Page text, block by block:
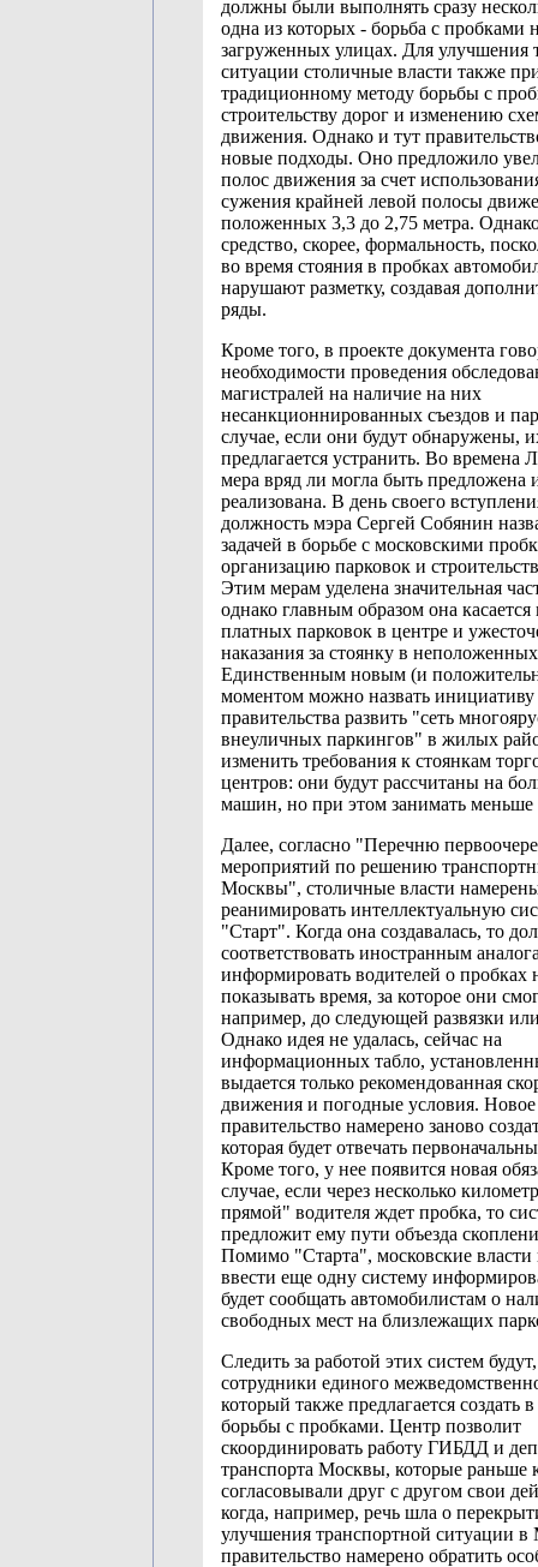
должны были выполнять сразу
одна из которых - борьба с пробками
загруженных улицах. Для улучшения
ситуации столичные власти также
традиционному методу борьбы с
строительству дорог и изменению
движения. Однако и тут
новые подходы. Оно предложило
полос движения за счет
сужения крайней левой полосы
положенных 3,3 до 2,75 метра.
средство, скорее, формальность,
во время стояния в пробках
нарушают разметку, создавая
ряды.
Кроме того, в проекте документа
необходимости проведения
магистралей на наличие на них
несанкционнированных съездов и
случае, если они будут обнаружены,
предлагается устранить. Во времена
мера вряд ли могла быть предложена
реализована. В день своего
должность мэра Сергей Собянин
задачей в борьбе с московскими
организацию парковок и
Этим мерам уделена значительная
однако главным образом она касается
платных парковок в центре и
наказания за стоянку в
Единственным новым (и
моментом можно назвать инициативу
правительства развить "сеть
внеуличных паркингов" в жилых
изменить требования к стоянкам
центров: они будут рассчитаны на
машин, но при этом занимать меньше
Далее, согласно "Перечню
мероприятий по решению
Москвы", столичные власти
реанимировать интеллектуальную
"Старт". Когда она создавалась, то
соответствовать иностранным
информировать водителей о пробках
показывать время, за которое они
например, до следующей развязки
Однако идея не удалась, сейчас на
информационных табло,
выдается только рекомендованная
движения и погодные условия. Новое
правительство намерено заново
которая будет отвечать
Кроме того, у нее появится новая
случае, если через несколько
прямой" водителя ждет пробка, то
предложит ему пути объезда
Помимо "Старта", московские
ввести еще одну систему
будет сообщать автомобилистам о
свободных мест на близлежащих
Следить за работой этих систем
сотрудники единого
который также предлагается создать
борьбы с пробками. Центр позволит
скоординировать работу ГИБДД и
транспорта Москвы, которые раньше
согласовывали друг с другом свои
когда, например, речь шла о
улучшения транспортной ситуации в
правительство намерено обратить